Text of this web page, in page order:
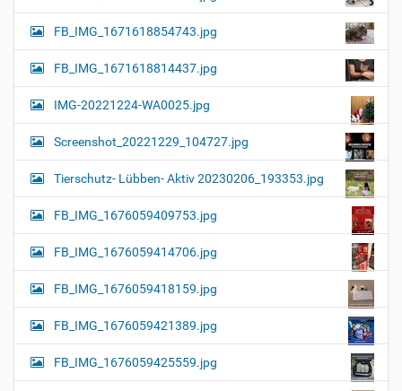
FB_IMG_1671618854743.jpg
FB_IMG_1671618814437.jpg
IMG-20221224-WA0025.jpg
Screenshot_20221229_104727.jpg
Tierschutz- Lübben- Aktiv 20230206_193353.jpg
FB_IMG_1676059409753.jpg
FB_IMG_1676059414706.jpg
FB_IMG_1676059418159.jpg
FB_IMG_1676059421389.jpg
FB_IMG_1676059425559.jpg